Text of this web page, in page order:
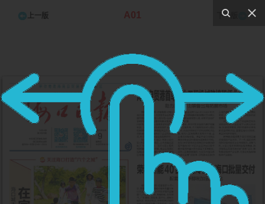
上一版 A01 下一版